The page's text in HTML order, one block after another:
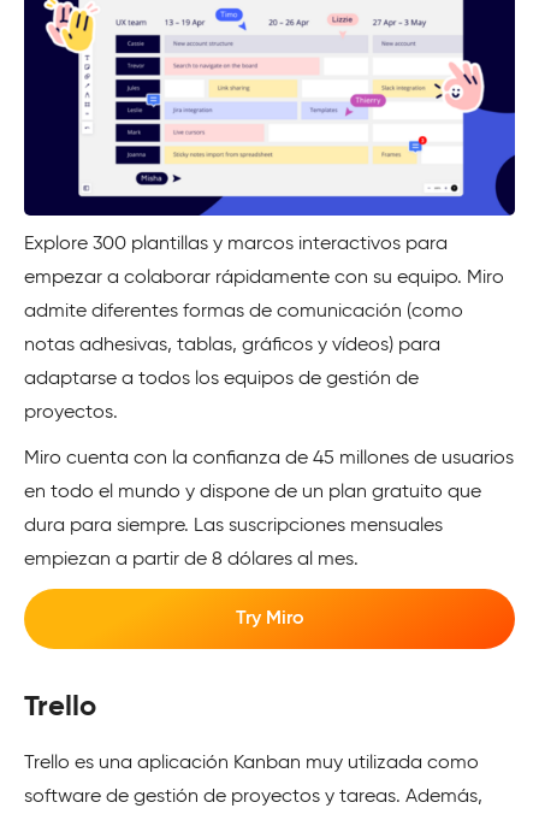
Explore 300 plantillas y marcos interactivos para
empezar a colaborar rápidamente con su equipo. Miro
admite diferentes formas de comunicación (como
notas adhesivas, tablas, gráficos y vídeos) para
adaptarse a todos los equipos de gestión de
proyectos.
Miro cuenta con la confianza de 45 millones de usuarios
en todo el mundo y dispone de un plan gratuito que
dura para siempre. Las suscripciones mensuales
empiezan a partir de 8 dólares al mes.
Try Miro
Trello
Trello es una aplicación Kanban muy utilizada como
software de gestión de proyectos y tareas. Además,